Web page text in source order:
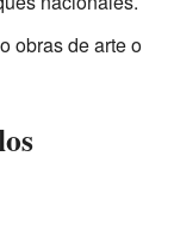
obras de arte o